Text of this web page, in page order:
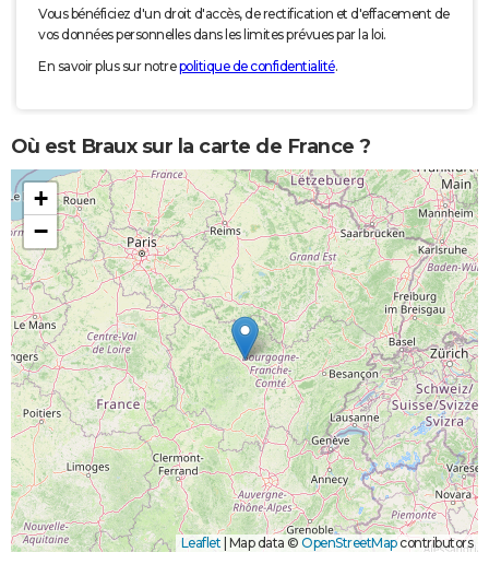
Vous bénéficiez d'un droit d'accès, de rectification et d'effacement de
vos données personnelles dans les limites prévues par la loi.
En savoir plus sur notrepolitique de confidentialité.
Où est Braux sur la carte de France ?
+
−
Leaflet Map data © OpenStreetMapcontributors